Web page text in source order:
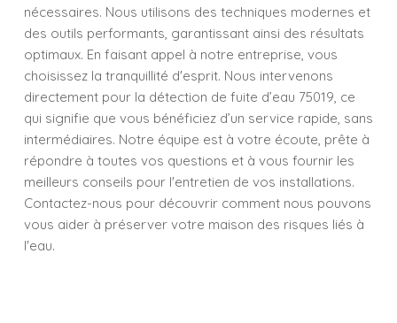
nécessaires. Nous utilisons des techniques modernes et
des outils performants, garantissant ainsi des résultats
optimaux. En faisant appel à notre entreprise, vous
choisissez la tranquillité d'esprit. Nous intervenons
directement pour la détection de fuite d’eau 75019, ce
qui signifie que vous bénéficiez d’un service rapide, sans
intermédiaires. Notre équipe est à votre écoute, prête à
répondre à toutes vos questions et à vous fournir les
meilleurs conseils pour l'entretien de vos installations.
Contactez-nous pour découvrir comment nous pouvons
vous aider à préserver votre maison des risques liés à
l'eau.